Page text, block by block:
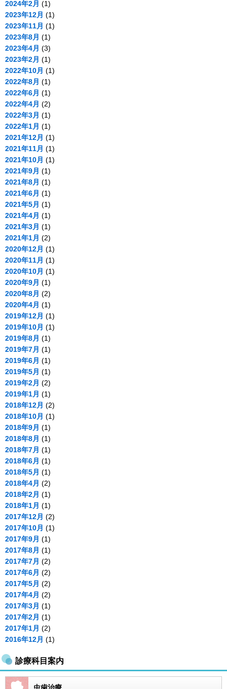
2024年2月 (1)
2023年12月 (1)
2023年11月 (1)
2023年8月 (1)
2023年4月 (3)
2023年2月 (1)
2022年10月 (1)
2022年8月 (1)
2022年6月 (1)
2022年4月 (2)
2022年3月 (1)
2022年1月 (1)
2021年12月 (1)
2021年11月 (1)
2021年10月 (1)
2021年9月 (1)
2021年8月 (1)
2021年6月 (1)
2021年5月 (1)
2021年4月 (1)
2021年3月 (1)
2021年1月 (2)
2020年12月 (1)
2020年11月 (1)
2020年10月 (1)
2020年9月 (1)
2020年8月 (2)
2020年4月 (1)
2019年12月 (1)
2019年10月 (1)
2019年8月 (1)
2019年7月 (1)
2019年6月 (1)
2019年5月 (1)
2019年2月 (2)
2019年1月 (1)
2018年12月 (2)
2018年10月 (1)
2018年9月 (1)
2018年8月 (1)
2018年7月 (1)
2018年6月 (1)
2018年5月 (1)
2018年4月 (2)
2018年2月 (1)
2018年1月 (1)
2017年12月 (2)
2017年10月 (1)
2017年9月 (1)
2017年8月 (1)
2017年7月 (2)
2017年6月 (2)
2017年5月 (2)
2017年4月 (2)
2017年3月 (1)
2017年2月 (1)
2017年1月 (2)
2016年12月 (1)
診療科目案内